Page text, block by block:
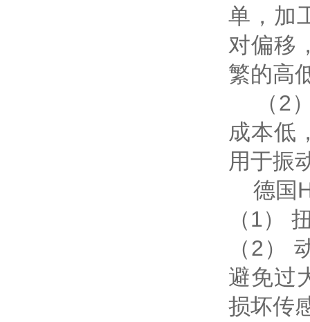
单，加
对偏移
繁的高
（2）
成本低
用于振
德国
（1）
（2）
避免过
损坏传